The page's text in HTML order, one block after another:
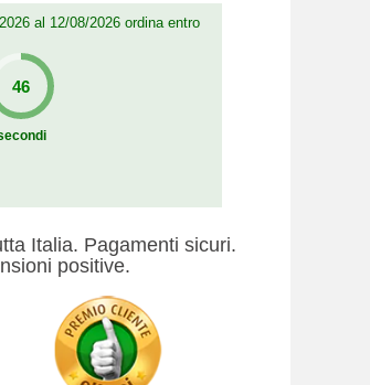
al 12/08/2026 ordina entro
Italia. Pagamenti sicuri.
positive.